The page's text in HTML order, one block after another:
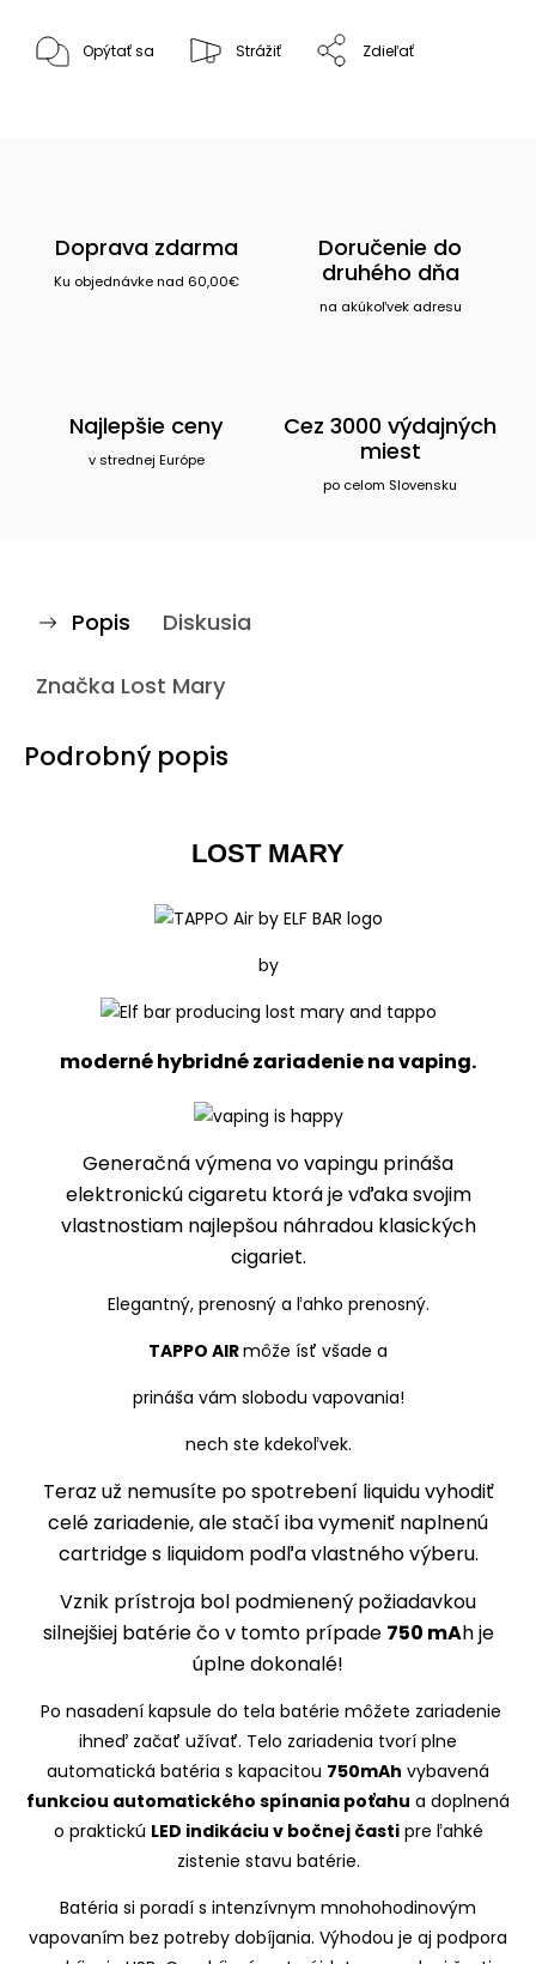
Opýtať sa Strážiť Zdieľať
Doprava zdarma
Ku objednávke nad 60,00€
Doručenie do
druhého dňa
na akúkoľvek adresu
Najlepšie ceny
v strednej Európe
Cez 3000 výdajných
miest
po celom Slovensku
Popis Diskusia
Značka Lost Mary
Podrobný popis
LOST MARY
by
moderné hybridné zariadenie na vaping.
Generačná výmena vo vapingu prináša
elektronickú cigaretu ktorá je vďaka svojim
vlastnostiam najlepšou náhradou klasických
cigariet.
Elegantný, prenosný a ľahko prenosný.
TAPPO AIRmôže ísť všade a
prináša vám slobodu vapovania!
nech ste kdekoľvek.
Teraz už nemusíte po spotrebení liquidu vyhodiť
celé zariadenie, ale stačí iba vymeniť naplnenú
cartridge s liquidom podľa vlastného výberu.
Vznik prístroja bol podmienený požiadavkou
silnejšiej batérie čo v tomto prípade 750 mAh je
úplne dokonalé!
Po nasadení kapsule do tela batérie môžete zariadenie
ihneď začať užívať. Telo zariadenia tvorí plne
automatická batéria s kapacitou 750mAh vybavená
funkciou automatického spínania poťahu a doplnená
o praktickú LED indikáciu v bočnej častipre ľahké
zistenie stavu batérie.
Batéria si poradí s intenzívnym mnohohodinovým
vapovaním bez potreby dobíjania. Výhodou je aj podpora